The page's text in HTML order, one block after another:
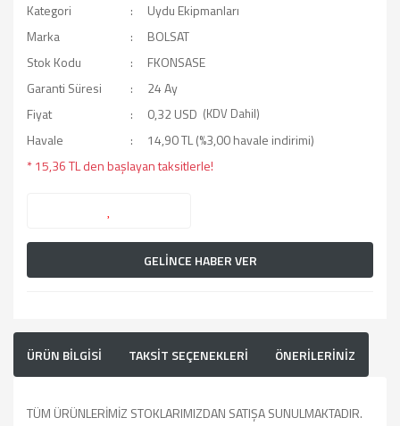
Kategori
Uydu Ekipmanları
Marka
BOLSAT
Stok Kodu
FKONSASE
Garanti Süresi
24 Ay
Fiyat
0,32 USD (KDV Dahil)
Havale
14,90 TL (%3,00 havale indirimi)
* 15,36 TL den başlayan taksitlerle!
GELİNCE HABER VER
ÜRÜN BİLGİSİ TAKSİT SEÇENEKLERİ ÖNERİLERİNİZ
TÜM ÜRÜNLERİMİZ STOKLARIMIZDAN SATIŞA SUNULMAKTADIR.